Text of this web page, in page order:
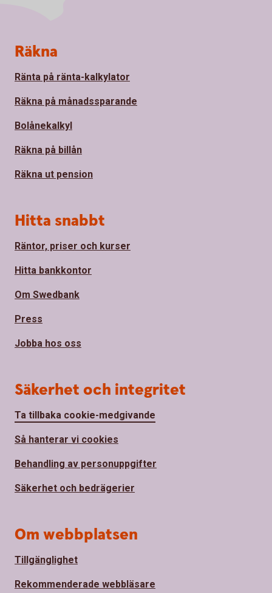
Sidfot
Räkna
Ränta på ränta-kalkylator
Räkna på månadssparande
Bolånekalkyl
Räkna på billån
Räkna ut pension
Hitta snabbt
Räntor, priser och kurser
Hitta bankkontor
Om Swedbank
Press
Jobba hos oss
Säkerhet och integritet
Ta tillbaka cookie-medgivande
Så hanterar vi cookies
Behandling av personuppgifter
Säkerhet och bedrägerier
Om webbplatsen
Tillgänglighet
Rekommenderade webbläsare